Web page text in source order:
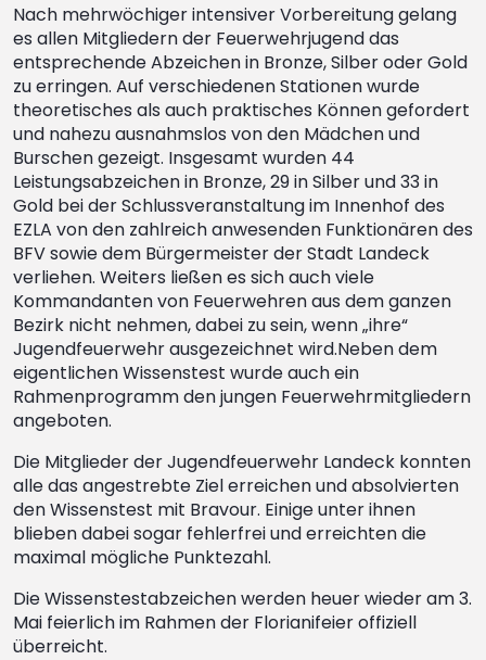
Nach mehrwöchiger intensiver Vorbereitung gelang
es allen Mitgliedern der Feuerwehrjugend das
entsprechende Abzeichen in Bronze, Silber oder Gold
zu erringen. Auf verschiedenen Stationen wurde
theoretisches als auch praktisches Können gefordert
und nahezu ausnahmslos von den Mädchen und
Burschen gezeigt. Insgesamt wurden 44
Leistungsabzeichen in Bronze, 29 in Silber und 33 in
Gold bei der Schlussveranstaltung im Innenhof des
EZLA von den zahlreich anwesenden Funktionären des
BFV sowie dem Bürgermeister der Stadt Landeck
verliehen. Weiters ließen es sich auch viele
Kommandanten von Feuerwehren aus dem ganzen
Bezirk nicht nehmen, dabei zu sein, wenn „ihre“
Jugendfeuerwehr ausgezeichnet wird.Neben dem
eigentlichen Wissenstest wurde auch ein
Rahmenprogramm den jungen Feuerwehrmitgliedern
angeboten.
Die Mitglieder der Jugendfeuerwehr Landeck konnten
alle das angestrebte Ziel erreichen und absolvierten
den Wissenstest mit Bravour. Einige unter ihnen
blieben dabei sogar fehlerfrei und erreichten die
maximal mögliche Punktezahl.
Die Wissenstestabzeichen werden heuer wieder am 3.
Mai feierlich im Rahmen der Florianifeier offiziell
überreicht.